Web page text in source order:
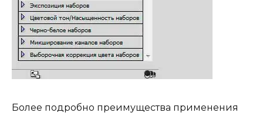
Более подробно преимущества применения